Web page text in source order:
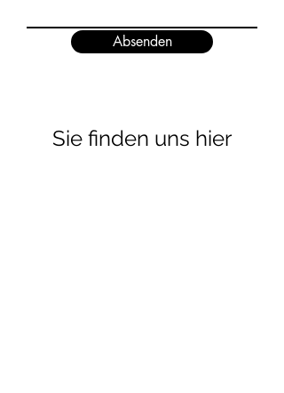
Absenden
Sie finden uns hier